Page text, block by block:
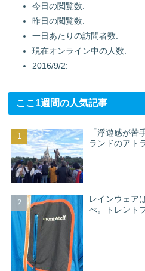
今日の閲覧数:
昨日の閲覧数:
一日あたりの訪問者数:
現在オンライン中の人数:
2016/9/2:
ここ1週間の人気記事
「浮遊感が苦
ランドのアト
レインウェア
べ。トレント